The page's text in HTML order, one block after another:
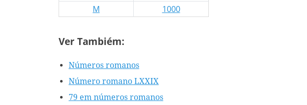
M
1000
Ver Tambiém:
Números romanos
Número romano LXXIX
79 em números romanos